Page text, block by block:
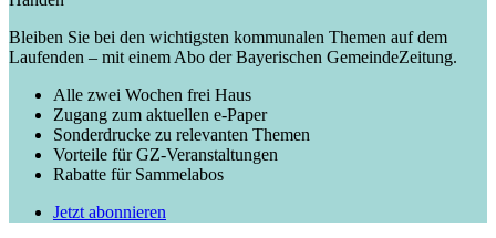
Bleiben Sie bei den wichtigsten kommunalen Themen auf dem
Laufenden – mit einem Abo der Bayerischen GemeindeZeitung.
Alle zwei Wochen frei Haus
Zugang zum aktuellen e-Paper
Sonderdrucke zu relevanten Themen
Vorteile für GZ-Veranstaltungen
Rabatte für Sammelabos
Jetzt abonnieren